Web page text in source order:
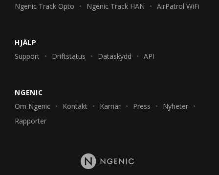
Ngenic Track Opto
Ngenic Track HAN AirPatrol WiFi
HJÄLP
Support
Driftstatus Dataskydd API
NGENIC
Om Ngenic
Kontakt Karriär Press
Nyheter
Rapporter